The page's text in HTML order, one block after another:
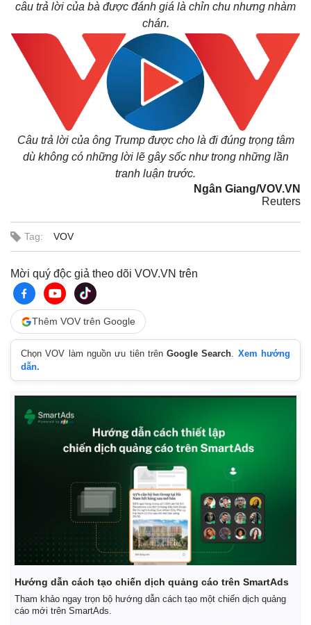
câu trả lời của bà được đánh giá là chỉn chu nhưng nhàm
chán.
Câu trả lời của ông Trump được cho là đi đúng trọng tâm
dù không có những lời lẽ gây sốc như trong những lần
tranh luận trước.
Ngân Giang/VOV.VN
Reuters
Tag: VOV
Mời quý độc giả theo dõi VOV.VN trên
Thêm VOV trên Google
Chọn VOV làm nguồn ưu tiên trênGoogle Search. Xem hướng
dẫn.
Hướng dẫn cách tạo chiến dịch quảng cáo trên SmartAds
Tham khảo ngay trọn bộ hướng dẫn cách tạo một chiến dịch quảng
cáo mới trên SmartAds.